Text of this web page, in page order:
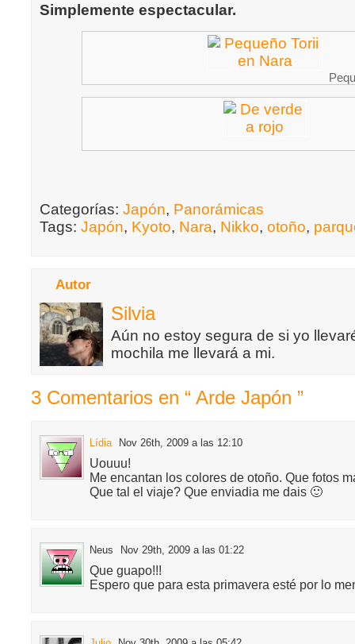
Simplemente espectacular.
Categorías: Japón, Panorámicas
Tags: Japón, Kyoto, Nara, Nikko, otoño,
Autor
Silvia
Aún no estoy segura de si yo
mochila me llevará a mi.
3 Comentarios en “ Arde Japón ”
Lídia Nov 26th, 2009 a las 12:10
Uouuu!
Me encantan los colores de otoño. Que fotos
Que tal el viaje? Que enviadia me dais 🙂
Neus Nov 29th, 2009 a las 01:22
Que guapo!!!
Espero que para esta primavera esté por lo